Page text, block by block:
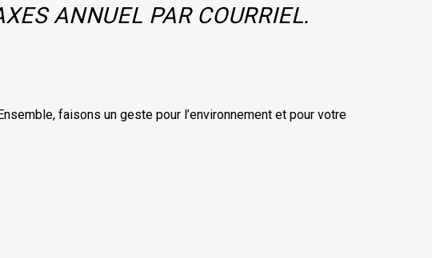
ANNUEL PAR COURRIEL.
faisons un geste pour l’environnement et pour votre